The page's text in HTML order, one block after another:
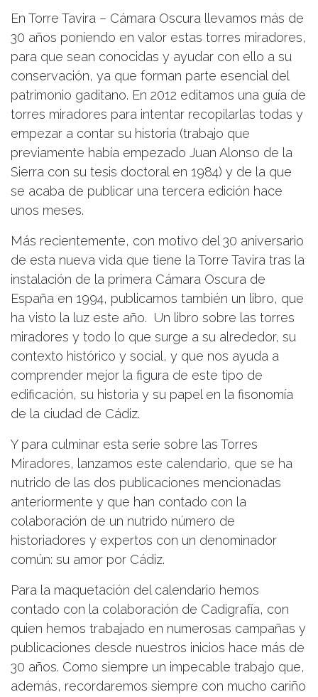
En Torre Tavira – Cámara Oscura llevamos más de
30 años poniendo en valor estas torres miradores,
para que sean conocidas y ayudar con ello a su
conservación, ya que forman parte esencial del
patrimonio gaditano. En 2012 editamos una guía de
torres miradores para intentar recopilarlas todas y
empezar a contar su historia (trabajo que
previamente había empezado Juan Alonso de la
Sierra con su tesis doctoral en 1984) y de la que
se acaba de publicar una tercera edición hace
unos meses.
Más recientemente, con motivo del 30 aniversario
de esta nueva vida que tiene la Torre Tavira tras la
instalación de la primera Cámara Oscura de
España en 1994, publicamos también un libro, que
ha visto la luz este año. Un libro sobre las torres
miradores y todo lo que surge a su alrededor, su
contexto histórico y social, y que nos ayuda a
comprender mejor la figura de este tipo de
edificación, su historia y su papel en la fisonomía
de la ciudad de Cádiz.
Y para culminar esta serie sobre las Torres
Miradores, lanzamos este calendario, que se ha
nutrido de las dos publicaciones mencionadas
anteriormente y que han contado con la
colaboración de un nutrido número de
historiadores y expertos con un denominador
común: su amor por Cádiz.
Para la maquetación del calendario hemos
contado con la colaboración de Cadigrafía, con
quien hemos trabajado en numerosas campañas y
publicaciones desde nuestros inicios hace más de
30 años. Como siempre un impecable trabajo que,
además, recordaremos siempre con mucho cariño